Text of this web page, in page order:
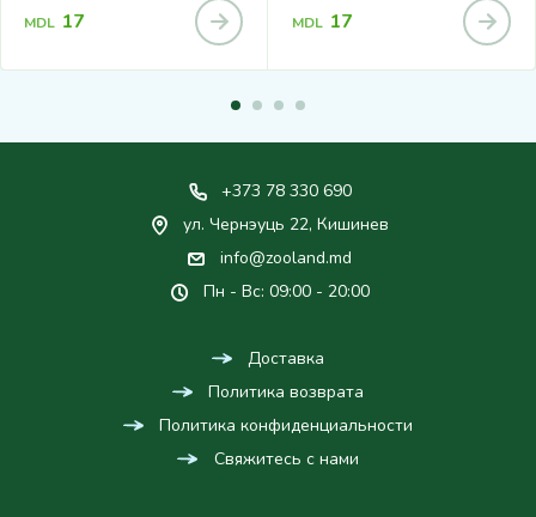
MDL 17 MDL 17
+373 78 330 690
ул. Чернэуць 22, Кишинев
info@zooland.md
Пн - Вс: 09:00 - 20:00
Доставка
Политика возврата
Политика конфиденциальности
Свяжитесь с нами